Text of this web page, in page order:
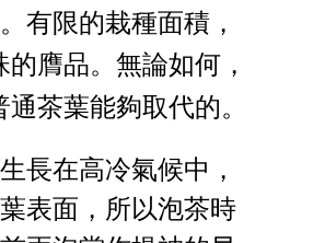
有限的栽種面積，
膺品。無論如何，
茶葉能夠取代的。
生長在高冷氣候中，
表面，所以泡茶時